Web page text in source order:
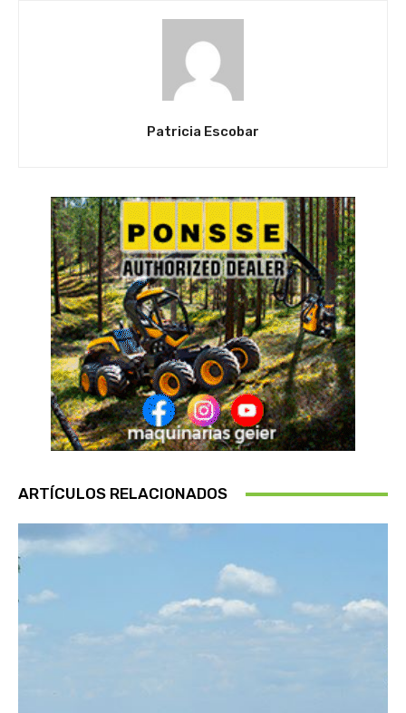
Patricia Escobar
ARTÍCULOS RELACIONADOS